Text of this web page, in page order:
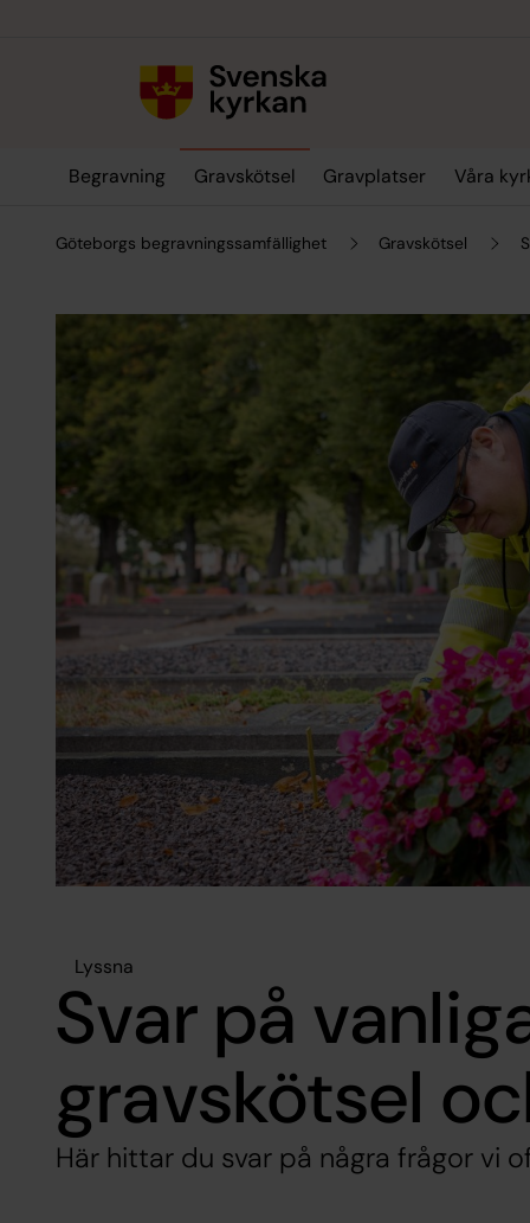
Begravning Gravskötsel Gravplatser Våra
Göteborgs begravningssamfällighet Gravskötsel
Lyssna
Svar på
gravskötsel
Här hittar du svar på några frågor vi